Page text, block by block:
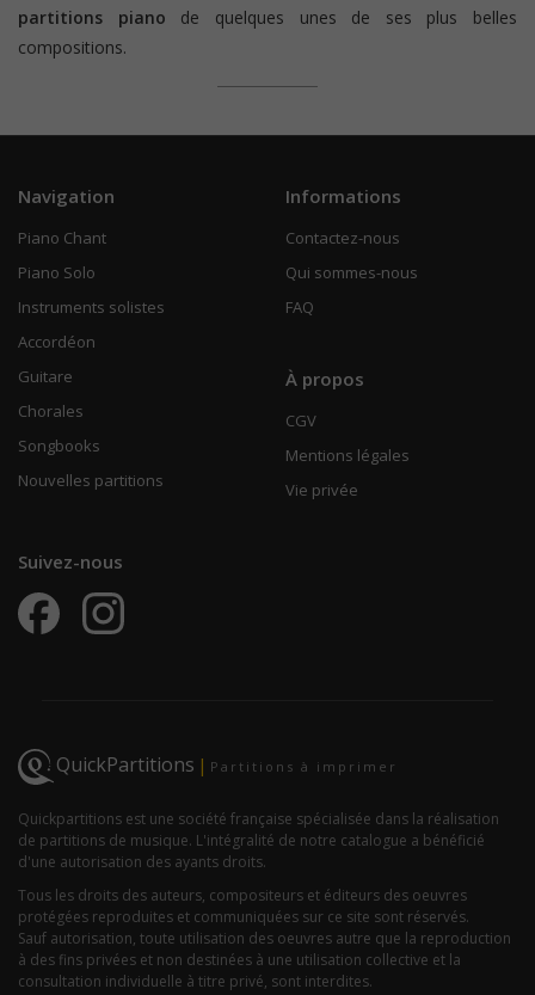
partitions piano de quelques unes de ses plus belles
compositions.
Navigation
Piano Chant
Piano Solo
Instruments solistes
Accordéon
Guitare
Chorales
Songbooks
Nouvelles partitions
Informations
Contactez-nous
Qui sommes-nous
FAQ
À propos
CGV
Mentions légales
Vie privée
Suivez-nous
QuickPartitions | Partitions à imprimer
Quickpartitions est une société française spécialisée dans la réalisation
de partitions de musique. L'intégralité de notre catalogue a bénéficié
d'une autorisation des ayants droits.
Tous les droits des auteurs, compositeurs et éditeurs des oeuvres
protégées reproduites et communiquées sur ce site sont réservés.
Sauf autorisation, toute utilisation des oeuvres autre que la reproduction
à des fins privées et non destinées à une utilisation collective et la
consultation individuelle à titre privé, sont interdites.